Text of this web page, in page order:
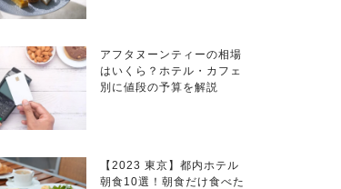
アフタヌーンティーの相場
はいくら？ホテル・カフェ
別に値段の予算を解説
【2023 東京】都内ホテル
朝食10選！朝食だけ食べた